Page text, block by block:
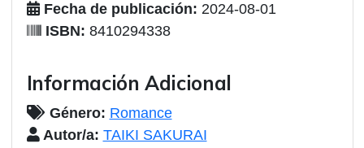
Fecha de publicación: 2024-08-01
ISBN: 8410294338
Información Adicional
Género: Romance
Autor/a: TAIKI SAKURAI